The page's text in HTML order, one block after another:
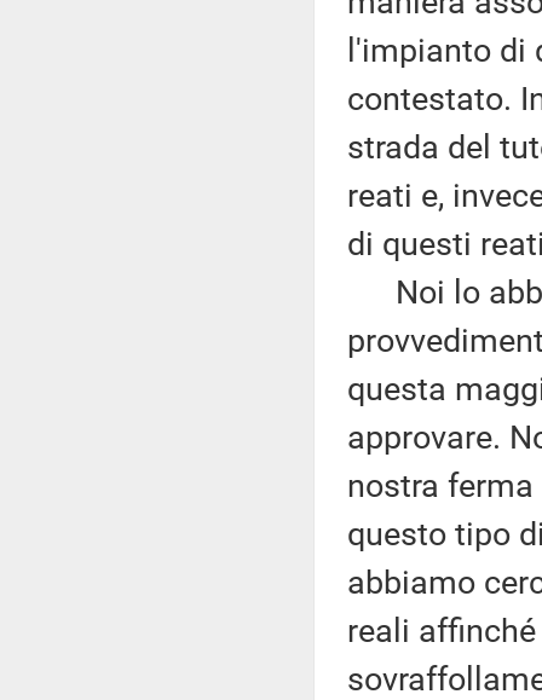
l'impianto di
contestato.
strada del
reati e,
di questi
Noi lo
questa
approvare.
nostra
questo tipo
abbiamo
reali